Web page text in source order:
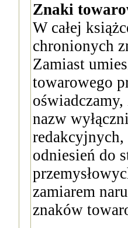
Znaki
W całej
chronionych
Zamiast
towarowego
nazw
redakcyjnych,
odniesień do
zamiarem
znaków